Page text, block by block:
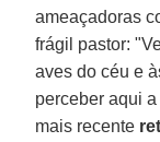
ameaçadoras
frágil pastor:
aves do céu e
perceber aqui
mais recente